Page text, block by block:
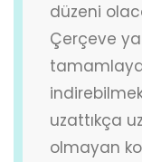
düzeni
Çerçeve
uzattıkça
olmayan